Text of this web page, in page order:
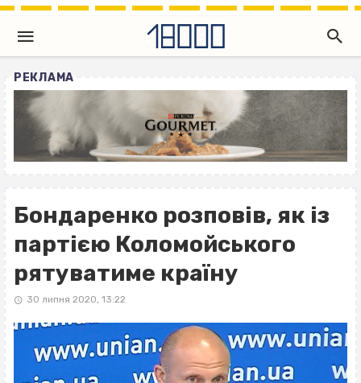
РЕКЛАМА
Бондаренко розповів, як із
партією Коломойського
рятуватиме країну
30 липня 2020, 13:22